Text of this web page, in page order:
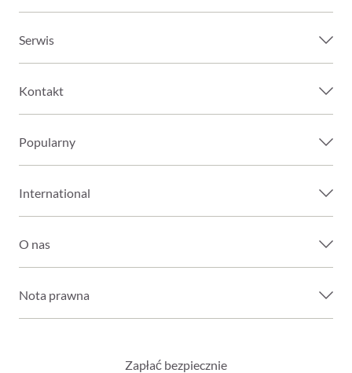
Serwis
Kontakt
Popularny
International
O nas
Nota prawna
Zapłać bezpiecznie